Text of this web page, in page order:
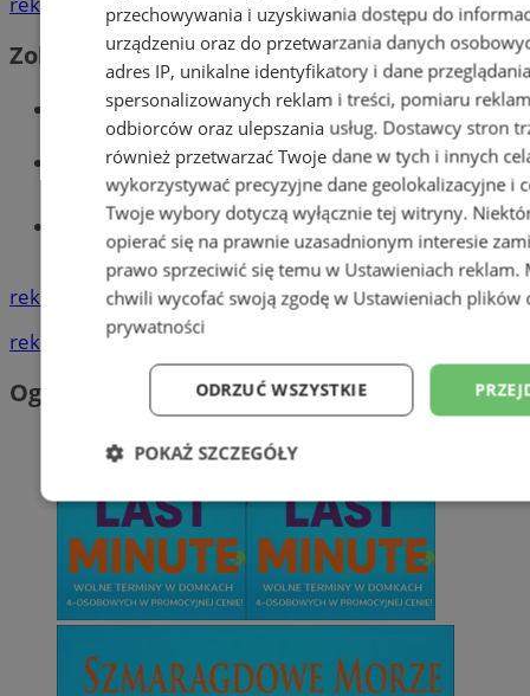
Zobacz również
Wiadomości kryminalne w Wodzisławiu
Wiadomości lokalne
Tworzenie stron www - Wodzisław
Śląski
reklama
reklama
Ogłoszenia
przechowywania i uzyskiwania dostępu do
urządzeniu oraz do przetwarzania danych
adres IP, unikalne identyfikatory i dane
spersonalizowanych reklam i treści, pomiaru
odbiorców oraz ulepszania usług. Dostawcy stron
również przetwarzać Twoje dane w tych i innych
wykorzystywać precyzyjne dane geolokalizacyjne i
Twoje wybory dotyczą wyłącznie tej witryny.
opierać się na prawnie uzasadnionym interesie
prawo sprzeciwić się temu w Ustawieniach reklam.
chwili wycofać swoją zgodę w Ustawieniach plików
prywatności
ODRZUĆ WSZYSTKIE
POKAŻ SZCZEGÓŁY
Niezbędne Wydajność
Niesklasyfikowane